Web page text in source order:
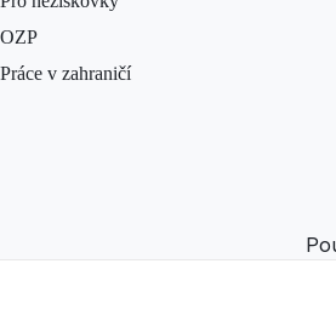
OZP
Práce v zahraničí